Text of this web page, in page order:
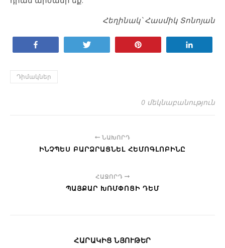
Հեղինակ՝ Հասմիկ Տոնոյան
Դիմակներ
0 մեկնաբանություն
ՆԱԽՈՐԴ
ԻՆՉՊԵՍ ԲԱՐՁՐԱՑՆԵԼ ՀԵՄՈԳԼՈԲԻՆԸ
ՀԱՋՈՐԴ
ՊԱՅՔԱՐ ԽՌՄՓՈՑԻ ԴԵՄ
ՀԱՐԱԿԻՑ ՆՅՈՒԹԵՐ